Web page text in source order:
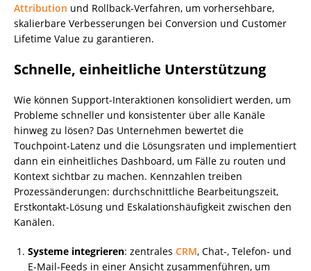
Attribution und Rollback-Verfahren, um vorhersehbare,
skalierbare Verbesserungen bei Conversion und Customer
Lifetime Value zu garantieren.
Schnelle, einheitliche Unterstützung
Wie können Support-Interaktionen konsolidiert werden, um
Probleme schneller und konsistenter über alle Kanäle
hinweg zu lösen? Das Unternehmen bewertet die
Touchpoint-Latenz und die Lösungsraten und implementiert
dann ein einheitliches Dashboard, um Fälle zu routen und
Kontext sichtbar zu machen. Kennzahlen treiben
Prozessänderungen: durchschnittliche Bearbeitungszeit,
Erstkontakt-Lösung und Eskalationshäufigkeit zwischen den
Kanälen.
Systeme integrieren: zentrales CRM, Chat-, Telefon- und
E-Mail-Feeds in einer Ansicht zusammenführen, um